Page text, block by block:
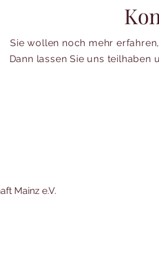
Sie wollen noch mehr
Dann lassen Sie uns teilhaben
Mainz e.V.